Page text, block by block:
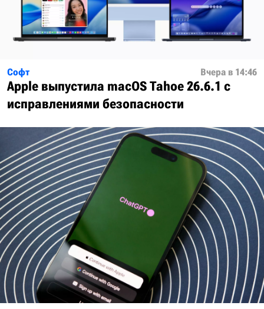
Софт Вчера в 14:46
Apple выпустила macOS Tahoe 26.6.1 с
исправлениями безопасности